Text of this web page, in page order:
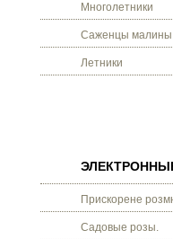
Многолетники
Саженцы
Летники
Прискорене
Садовые розы.